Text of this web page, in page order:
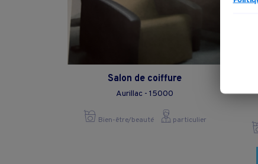
Salon de coiffure
Aurillac - 15000
Bien-être/beauté particulier